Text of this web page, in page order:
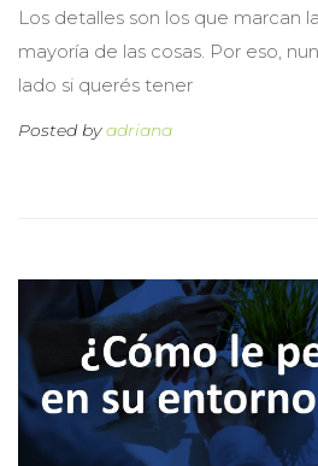
Los detalles son los que marcan
mayoría de las cosas. Por eso,
lado si querés tener
Posted by adriana